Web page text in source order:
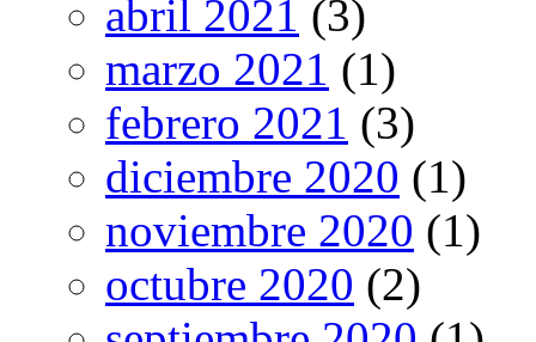
abril 2021 (3)
marzo 2021 (1)
febrero 2021 (3)
diciembre 2020 (1)
noviembre 2020 (1)
octubre 2020 (2)